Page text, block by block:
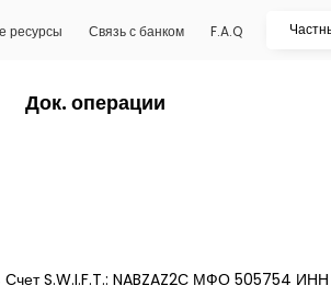
ресурсы Связь с банком F.A.Q
Док. операции
S.W.I.F.T.: NABZAZ2С МФО 505754 ИНН